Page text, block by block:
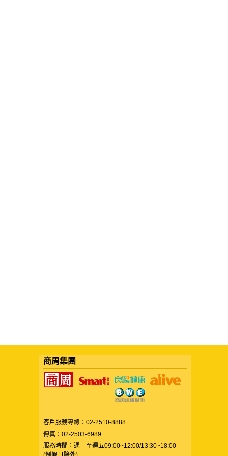
商周集團
客戶服務專線：02-2510-8888
傳真：02-2503-6989
服務時間：週一至週五09:00~12:00/13:30~18:00